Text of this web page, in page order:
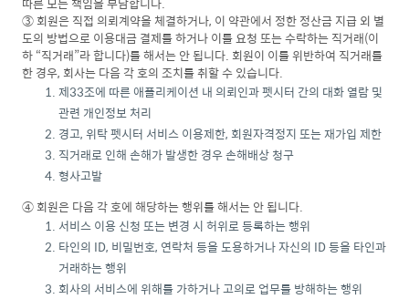
③ 회원은 직접 의뢰계약을 체결하거나, 이 약관에서 정한 정산금 지급 외 별
도의 방법으로 이용대금 결제를 하거나 이를 요청 또는 수락하는 직거래(이
하 “직거래”라 합니다)를 해서는 안 됩니다. 회원이 이를 위반하여 직거래를
한 경우, 회사는 다음 각 호의 조치를 취할 수 있습니다.
제33조에 따른 애플리케이션 내 의뢰인과 펫시터 간의 대화 열람 및
관련 개인정보 처리
경고, 위탁 펫시터 서비스 이용제한, 회원자격정지 또는 재가입 제한
직거래로 인해 손해가 발생한 경우 손해배상 청구
형사고발
④ 회원은 다음 각 호에 해당하는 행위를 해서는 안 됩니다.
서비스 이용 신청 또는 변경 시 허위로 등록하는 행위
타인의 ID, 비밀번호, 연락처 등을 도용하거나 자신의 ID 등을 타인과
거래하는 행위
회사의 서비스에 위해를 가하거나 고의로 업무를 방해하는 행위